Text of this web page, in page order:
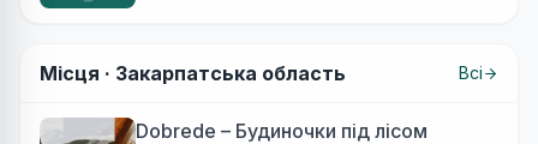
Місця · Закарпатська область Всі
Dobrede – Будиночки під лісом